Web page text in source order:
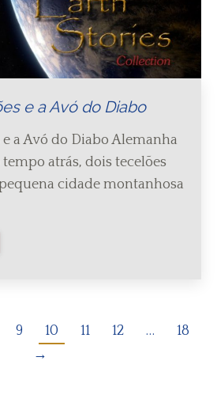
e a Avó do Diabo
e a Avó do Diabo Alemanha
atrás, dois tecelões
cidade montanhosa
9 10 11 12 …
18
→